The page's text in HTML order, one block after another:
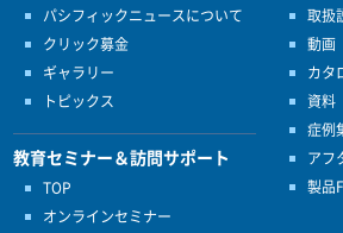
パシフィックニュースについて
クリック募金
ギャラリー
トピックス
教育セミナー＆訪問サポート
TOP
オンラインセミナー
取扱
動画
カタ
資料
症例
アフ
製品